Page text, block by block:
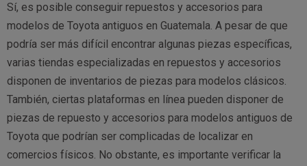
Sí, es posible conseguir repuestos y accesorios para
modelos de Toyota antiguos en Guatemala. A pesar de que
podría ser más difícil encontrar algunas piezas específicas,
varias tiendas especializadas en repuestos y accesorios
disponen de inventarios de piezas para modelos clásicos.
También, ciertas plataformas en línea pueden disponer de
piezas de repuesto y accesorios para modelos antiguos de
Toyota que podrían ser complicadas de localizar en
comercios físicos. No obstante, es importante verificar la